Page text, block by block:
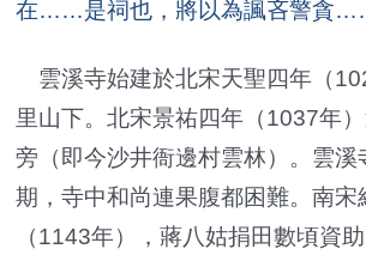
在……是祠也，將以為諷吝警貪
雲溪寺始建於北宋天聖四年（
里山下。北宋景祐四年（1037年
旁（即今沙井衙邊村雲林）。雲溪
期，寺中和尚連果腹都困難。南宋
（1143年），蔣八姑捐田數頃資